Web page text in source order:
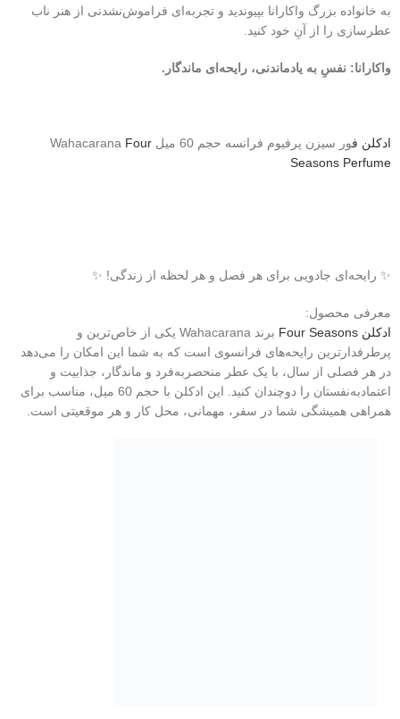
به خانواده بزرگ واکارانا بپیوندید و تجربه‌ای فراموش‌نشدنی از هنر ناب
عطرسازی را از آنِ خود کنید.
واکارانا: نفسِ به یادماندنی، رایحه‌ای ماندگار.
ادکلن فور سیزن پرفیوم فرانسه حجم 60 میل Wahacarana
Four
Seasons Perfume
✨ رایحه‌ای جادویی برای هر فصل و هر لحظه از زندگی! ✨
معرفی محصول:
ادکلن Four Seasons
برند Wahacarana یکی از خاص‌ترین و
پرطرفدارترین رایحه‌های فرانسوی است که به شما این امکان را می‌دهد
در هر فصلی از سال، با یک عطر منحصربه‌فرد و ماندگار، جذابیت و
اعتمادبه‌نفستان را دوچندان کنید. این ادکلن با حجم 60 میل، مناسب برای
همراهی همیشگی شما در سفر، مهمانی، محل کار و هر موقعیتی است.